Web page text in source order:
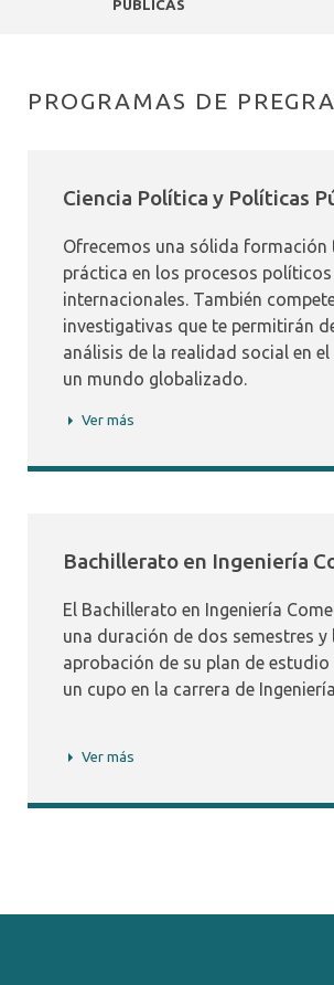
PÚBLICAS
PROGRAMAS DE
Ciencia Política y Políticas
Ofrecemos una sólida formación
práctica en los procesos
internacionales. También
investigativas que te permitirán
análisis de la realidad social en
un mundo globalizado.
Ver más
Bachillerato en Ingeniería
El Bachillerato en Ingeniería
una duración de dos semestres y
aprobación de su plan de estudio
un cupo en la carrera de
Ver más